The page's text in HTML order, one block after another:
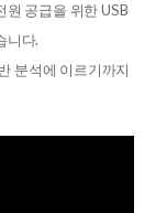
원 공급을 위한 USB
니다.
분석에 이르기까지